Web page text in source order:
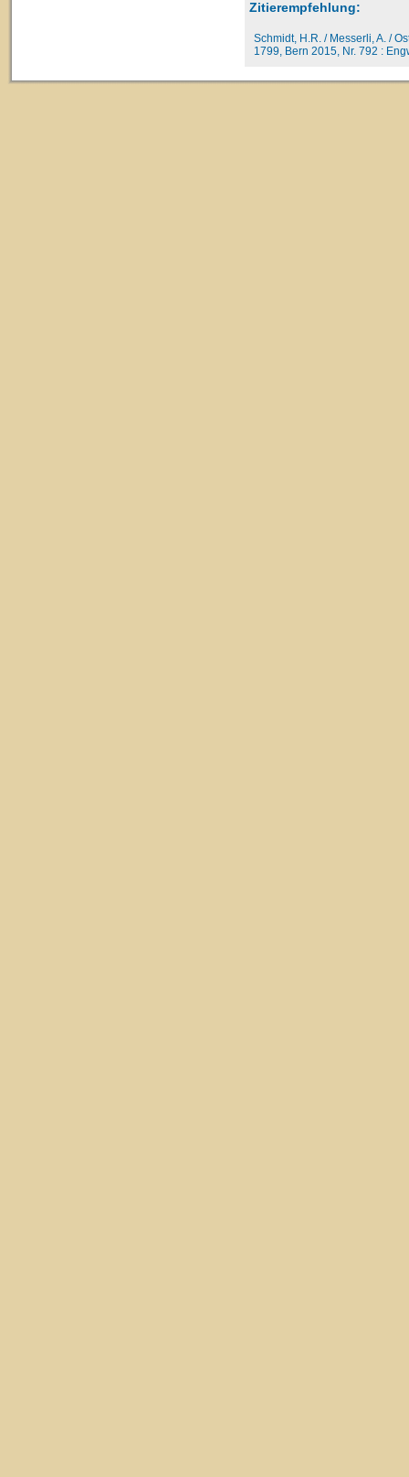
Zitierempfehlung:
Schmidt, H.R. / Messerli, A. /
1799, Bern 2015, Nr. 792 :